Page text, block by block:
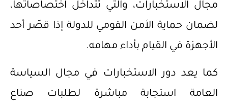
مجال الاستخبارات، والتي تتداخل اختصاصاتها،
لضمان حماية الأمن القومي للدولة إذا قصّر أحد
الأجهزة في القيام بأداء مهامه.
كما يعد دور الاستخبارات في مجال السياسة
العامة استجابة مباشرة لطلبات صناع